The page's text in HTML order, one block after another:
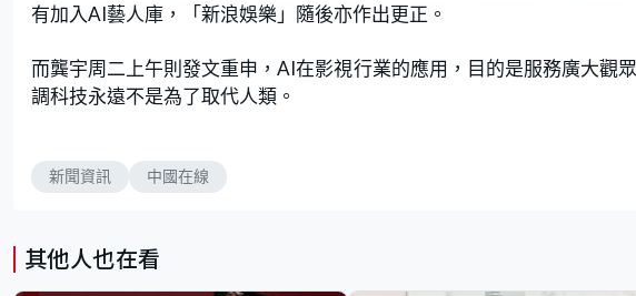
有加入AI藝人庫，「新浪娛樂」隨後亦作出更正。
而龔宇周二上午則發文重申，AI在影視行業的應用，目的是服務廣大觀
調科技永遠不是為了取代人類。
新聞資訊 中國在線
其他人也在看